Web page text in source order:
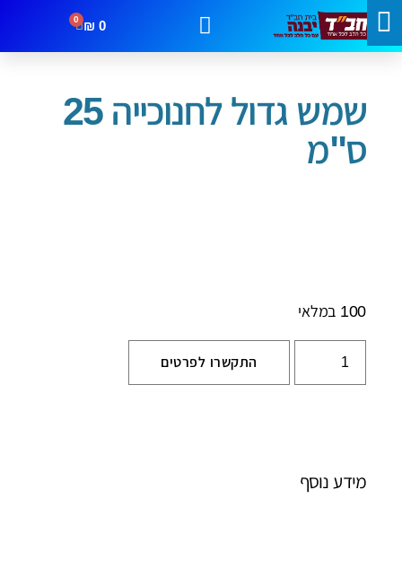
0
₪
0
עמוד הבית/חנוכה/ שמש גדול לחנוכייה 25 ס"מ
שמש גדול לחנוכייה 25
ס"מ
100 במלאי
התקשרו לפרטים
מידע נוסף